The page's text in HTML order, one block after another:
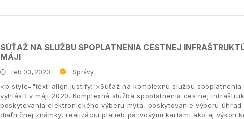
SÚŤAŽ NA SLUŽBU SPOPLATNENIA CESTNEJ
MÁJI
feb 03, 2020 Správy
<p style="text-align:justify;">Súťaž na komplexnú službu
vyhlásiť v máji 2020. Komplexná služba spoplatnenia cestnej
poskytovania elektronického výberu mýta, poskytovanie výberu
diaľničnej známky, realizáciu platieb palivovými kartami ako aj výkon